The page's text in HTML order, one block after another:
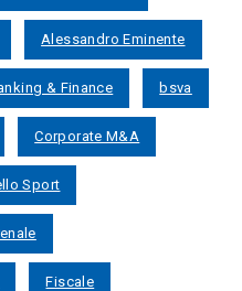
Alessandro Eminente
& Finance bsva
Corporate M&A
Sport
Fiscale